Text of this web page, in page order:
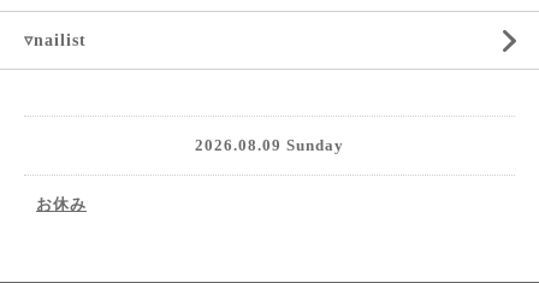
▿nailist
2026.08.09 Sunday
お休み